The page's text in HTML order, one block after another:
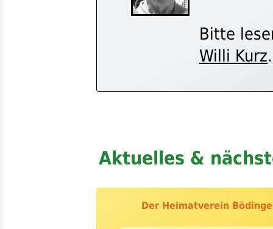
Bitte
Willi Kurz.
Aktuelles &
Der Heimatverein